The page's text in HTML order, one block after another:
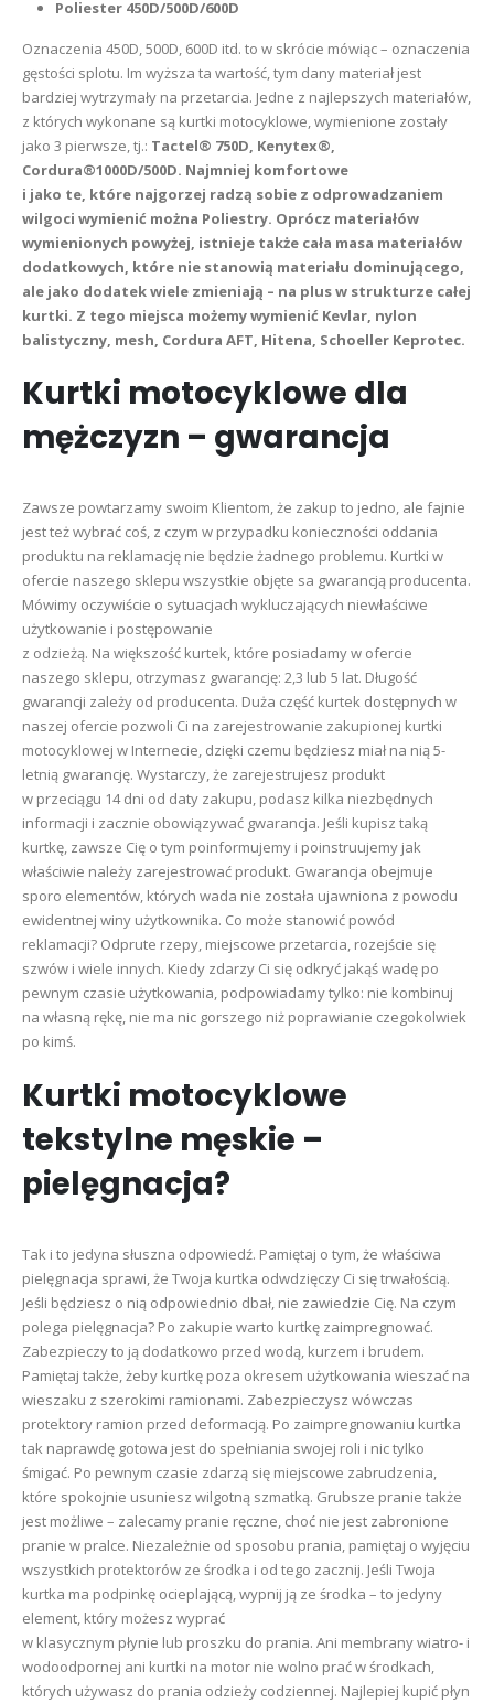
Poliester 450D/500D/600D
Oznaczenia 450D, 500D, 600D itd. to w skrócie mówiąc – oznaczenia
gęstości splotu. Im wyższa ta wartość, tym dany materiał jest
bardziej wytrzymały na przetarcia. Jedne z najlepszych materiałów,
z których wykonane są kurtki motocyklowe, wymienione zostały
jako 3 pierwsze, tj.: Tactel® 750D, Kenytex®,
Cordura®1000D/500D. Najmniej komfortowe
i jako te, które najgorzej radzą sobie z odprowadzaniem
wilgoci wymienić można Poliestry. Oprócz materiałów
wymienionych powyżej, istnieje także cała masa materiałów
dodatkowych, które nie stanowią materiału dominującego,
ale jako dodatek wiele zmieniają – na plus w strukturze całej
kurtki. Z tego miejsca możemy wymienić Kevlar, nylon
balistyczny, mesh, Cordura AFT, Hitena, Schoeller Keprotec.
Kurtki motocyklowe dla
mężczyzn – gwarancja
Zawsze powtarzamy swoim Klientom, że zakup to jedno, ale fajnie
jest też wybrać coś, z czym w przypadku konieczności oddania
produktu na reklamację nie będzie żadnego problemu. Kurtki w
ofercie naszego sklepu wszystkie objęte sa gwarancją producenta.
Mówimy oczywiście o sytuacjach wykluczających niewłaściwe
użytkowanie i postępowanie
z odzieżą. Na większość kurtek, które posiadamy w ofercie
naszego sklepu, otrzymasz gwarancję: 2,3 lub 5 lat. Długość
gwarancji zależy od producenta. Duża część kurtek dostępnych w
naszej ofercie pozwoli Ci na zarejestrowanie zakupionej kurtki
motocyklowej w Internecie, dzięki czemu będziesz miał na nią 5-
letnią gwarancję. Wystarczy, że zarejestrujesz produkt
w przeciągu 14 dni od daty zakupu, podasz kilka niezbędnych
informacji i zacznie obowiązywać gwarancja. Jeśli kupisz taką
kurtkę, zawsze Cię o tym poinformujemy i poinstruujemy jak
właściwie należy zarejestrować produkt. Gwarancja obejmuje
sporo elementów, których wada nie została ujawniona z powodu
ewidentnej winy użytkownika. Co może stanowić powód
reklamacji? Odprute rzepy, miejscowe przetarcia, rozejście się
szwów i wiele innych. Kiedy zdarzy Ci się odkryć jakąś wadę po
pewnym czasie użytkowania, podpowiadamy tylko: nie kombinuj
na własną rękę, nie ma nic gorszego niż poprawianie czegokolwiek
po kimś.
Kurtki motocyklowe
tekstylne męskie –
pielęgnacja?
Tak i to jedyna słuszna odpowiedź. Pamiętaj o tym, że właściwa
pielęgnacja sprawi, że Twoja kurtka odwdzięczy Ci się trwałością.
Jeśli będziesz o nią odpowiednio dbał, nie zawiedzie Cię. Na czym
polega pielęgnacja? Po zakupie warto kurtkę zaimpregnować.
Zabezpieczy to ją dodatkowo przed wodą, kurzem i brudem.
Pamiętaj także, żeby kurtkę poza okresem użytkowania wieszać na
wieszaku z szerokimi ramionami. Zabezpieczysz wówczas
protektory ramion przed deformacją. Po zaimpregnowaniu kurtka
tak naprawdę gotowa jest do spełniania swojej roli i nic tylko
śmigać. Po pewnym czasie zdarzą się miejscowe zabrudzenia,
które spokojnie usuniesz wilgotną szmatką. Grubsze pranie także
jest możliwe – zalecamy pranie ręczne, choć nie jest zabronione
pranie w pralce. Niezależnie od sposobu prania, pamiętaj o wyjęciu
wszystkich protektorów ze środka i od tego zacznij. Jeśli Twoja
kurtka ma podpinkę ocieplającą, wypnij ją ze środka – to jedyny
element, który możesz wyprać
w klasycznym płynie lub proszku do prania. Ani membrany wiatro- i
wodoodpornej ani kurtki na motor nie wolno prać w środkach,
których używasz do prania odzieży codziennej. Najlepiej kupić płyn